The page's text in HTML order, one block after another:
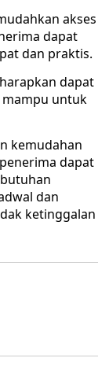
akses
dapat
dan praktis.
dapat
untuk
kemudahan
dapat
dan
ketinggalan